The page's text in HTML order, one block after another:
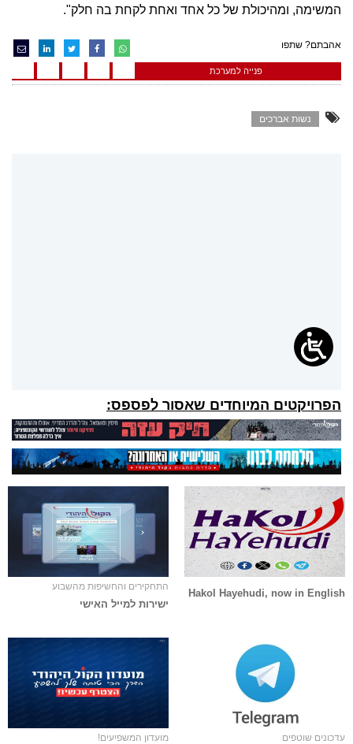
המשימה, ומהיכולת של כל אחד ואחת לקחת בה חלק".
אהבתם? שתפו
פנייה למערכת
נשות אברכים
הפרויקטים המיוחדים שאסור לפספס:
Hakol Hayehudi, now in English
התחקירים והחשיפות מהשבוע
ישירות למייל האישי
עדכונים שוטפים מועדון המשפיעים!